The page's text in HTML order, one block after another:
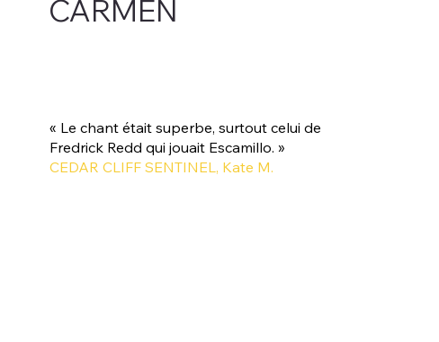
CARMEN
« Le chant était superbe, surtout celui de
Fredrick Redd qui jouait Escamillo. »
CEDAR CLIFF SENTINEL, Kate M.